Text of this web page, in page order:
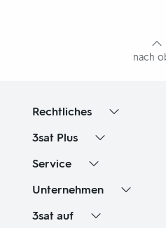
nach
Rechtliches
3sat Plus
Service
Unternehmen
3sat auf